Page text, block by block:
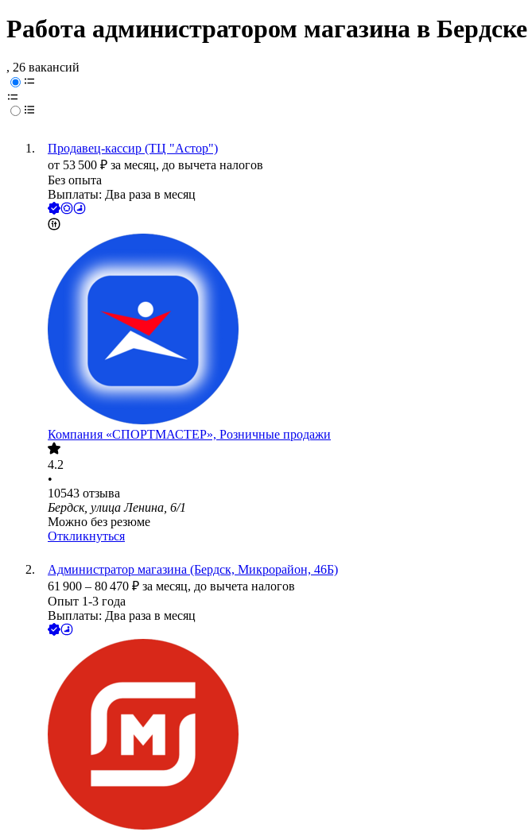
Работа администратором магазина в Бердске
, 26 вакансий
Продавец-кассир (ТЦ "Астор")
от 53 500 ₽ за месяц, до вычета налогов
Без опыта
Выплаты: Два раза в месяц
Компания «СПОРТМАСТЕР», Розничные продажи
4.2
•
10543 отзыва
Бердск, улица Ленина, 6/1
Можно без резюме
Откликнуться
Администратор магазина (Бердск, Микрорайон, 46Б)
61 900 – 80 470 ₽ за месяц, до вычета налогов
Опыт 1-3 года
Выплаты: Два раза в месяц